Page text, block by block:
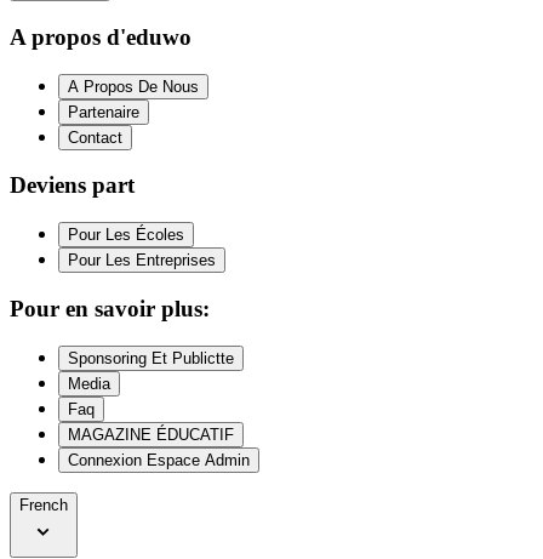
A propos d'eduwo
A Propos De Nous
Partenaire
Contact
Deviens part
Pour Les Écoles
Pour Les Entreprises
Pour en savoir plus:
Sponsoring Et Publictte
Media
Faq
MAGAZINE ÉDUCATIF
Connexion Espace Admin
French